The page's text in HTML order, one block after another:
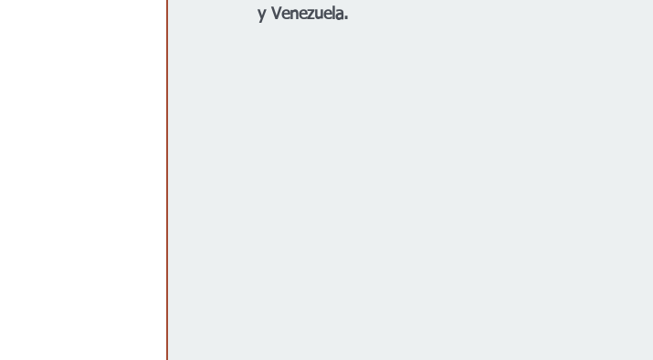
y Venezuela.